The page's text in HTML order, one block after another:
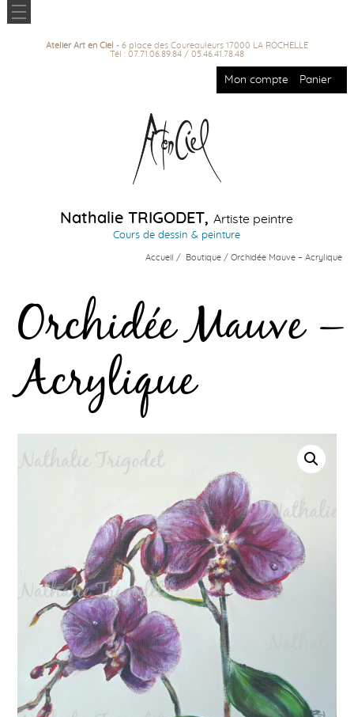
Atelier Art en Ciel - 6 place des Coureauleurs 17000 LA ROCHELLE
Tél : 07.71.06.89.84 / 05.46.41.78.48
Mon compte Panier
Nathalie TRIGODET,Artiste peintre
Cours de dessin & peinture
Accueil / Boutique / Orchidée Mauve – Acrylique
Orchidée Mauve –
Acrylique